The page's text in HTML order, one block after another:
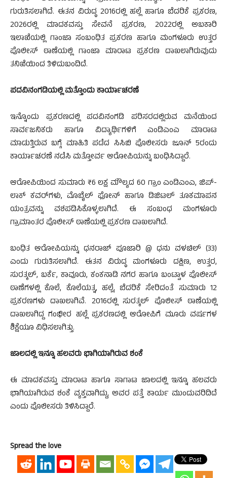
ಗುರುತಿಸಲಾಗಿದೆ. ಈತನ ವಿರುದ್ಧ 2016ರಲ್ಲಿ ಹಲ್ಲೆ ಹಾಗೂ ಬೆದರಿಕೆ ಪ್ರಕರಣ,
2026ರಲ್ಲಿ ಮಾದಕವಸ್ತು ಸೇವನೆ ಪ್ರಕರಣ, 2022ರಲ್ಲಿ ಅಬಕಾರಿ
ಇಲಾಖೆಯಲ್ಲಿ ಗಾಂಜಾ ಸಂಬಂಧಿತ ಪ್ರಕರಣ ಹಾಗೂ ಮಂಗಳೂರು ಉತ್ತರ
ಪೊಲೀಸ್ ಠಾಣೆಯಲ್ಲಿ ಗಾಂಜಾ ಮಾರಾಟ ಪ್ರಕರಣ ದಾಖಲಾಗಿರುವುದು
ತನಿಖೆಯಿಂದ ತಿಳಿದುಬಂದಿದೆ.
ಪದವಿನಂಗಡಿಯಲ್ಲಿ ಮತ್ತೊಂದು ಕಾರ್ಯಾಚರಣೆ
ಇನ್ನೊಂದು ಪ್ರಕರಣದಲ್ಲಿ ಪದವಿನಂಗಡಿ ಪರಿಸರದಲ್ಲಿರುವ ಮನೆಯಿಂದ
ಸಾರ್ವಜನಿಕರು ಹಾಗೂ ವಿದ್ಯಾರ್ಥಿಗಳಿಗೆ ಎಂಡಿಎಂಎ ಮಾರಾಟ
ಮಾಡುತ್ತಿರುವ ಬಗ್ಗೆ ಮಾಹಿತಿ ಪಡೆದ ಸಿಸಿಬಿ ಪೊಲೀಸರು ಜೂನ್ 5ರಂದು
ಕಾರ್ಯಾಚರಣೆ ನಡೆಸಿ ಮತ್ತೋರ್ವ ಆರೋಪಿಯನ್ನು ಬಂಧಿಸಿದ್ದಾರೆ.
ಆರೋಪಿಯಿಂದ ಸುಮಾರು ₹6 ಲಕ್ಷ ಮೌಲ್ಯದ 60 ಗ್ರಾಂ ಎಂಡಿಎಂಎ, ಜಿಪ್-
ಲಾಕ್ ಕವರ್‌ಗಳು, ಮೊಬೈಲ್ ಫೋನ್ ಹಾಗೂ ಡಿಜಿಟಲ್ ತೂಕಮಾಪನ
ಯಂತ್ರವನ್ನು ವಶಪಡಿಸಿಕೊಳ್ಳಲಾಗಿದೆ. ಈ ಸಂಬಂಧ ಮಂಗಳೂರು
ಗ್ರಾಮಾಂತರ ಪೊಲೀಸ್ ಠಾಣೆಯಲ್ಲಿ ಪ್ರಕರಣ ದಾಖಲಾಗಿದೆ.
ಬಂಧಿತ ಆರೋಪಿಯನ್ನು ಧನರಾಜ್ ಪೂಜಾರಿ @ ಧನು ವಳಚಿಲ್ (33)
ಎಂದು ಗುರುತಿಸಲಾಗಿದೆ. ಈತನ ವಿರುದ್ಧ ಮಂಗಳೂರು ದಕ್ಷಿಣ, ಉತ್ತರ,
ಸುರತ್ಕಲ್, ಬರ್ಕೆ, ಕಾವೂರು, ಕಂಕನಾಡಿ ನಗರ ಹಾಗೂ ಬಂಟ್ವಾಳ ಪೊಲೀಸ್
ಠಾಣೆಗಳಲ್ಲಿ ಕೊಲೆ, ಕೊಲೆಯತ್ನ, ಹಲ್ಲೆ, ಬೆದರಿಕೆ ಸೇರಿದಂತೆ ಸುಮಾರು 12
ಪ್ರಕರಣಗಳು ದಾಖಲಾಗಿವೆ. 2016ರಲ್ಲಿ ಸುರತ್ಕಲ್ ಪೊಲೀಸ್ ಠಾಣೆಯಲ್ಲಿ
ದಾಖಲಾಗಿದ್ದ ಗಂಭೀರ ಹಲ್ಲೆ ಪ್ರಕರಣದಲ್ಲಿ ಆರೋಪಿಗೆ ಮೂರು ವರ್ಷಗಳ
ಶಿಕ್ಷೆಯೂ ವಿಧಿಸಲಾಗಿತ್ತು.
ಜಾಲದಲ್ಲಿ ಇನ್ನೂ ಹಲವರು ಭಾಗಿಯಾಗಿರುವ ಶಂಕೆ
ಈ ಮಾದಕವಸ್ತು ಮಾರಾಟ ಹಾಗೂ ಸಾಗಾಟ ಜಾಲದಲ್ಲಿ ಇನ್ನೂ ಹಲವರು
ಭಾಗಿಯಾಗಿರುವ ಶಂಕೆ ವ್ಯಕ್ತವಾಗಿದ್ದು, ಅವರ ಪತ್ತೆ ಕಾರ್ಯ ಮುಂದುವರಿದಿದೆ
ಎಂದು ಪೊಲೀಸರು ತಿಳಿಸಿದ್ದಾರೆ.
Spread the love